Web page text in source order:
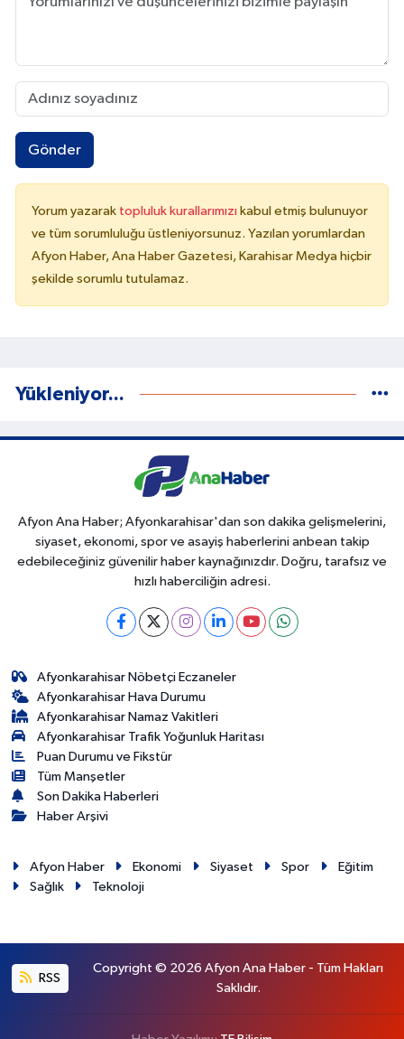
Gönder
Yorum yazarak topluluk kurallarımızı kabul etmiş bulunuyor
ve tüm sorumluluğu üstleniyorsunuz. Yazılan yorumlardan
Afyon Haber, Ana Haber Gazetesi, Karahisar Medya hiçbir
şekilde sorumlu tutulamaz.
Yükleniyor...
Afyon Ana Haber; Afyonkarahisar'dan son dakika gelişmelerini,
siyaset, ekonomi, spor ve asayiş haberlerini anbean takip
edebileceğiniz güvenilir haber kaynağınızdır. Doğru, tarafsız ve
hızlı haberciliğin adresi.
Afyonkarahisar Nöbetçi Eczaneler
Afyonkarahisar Hava Durumu
Afyonkarahisar Namaz Vakitleri
Afyonkarahisar Trafik Yoğunluk Haritası
Puan Durumu ve Fikstür
Tüm Manşetler
Son Dakika Haberleri
Haber Arşivi
Afyon Haber Ekonomi Siyaset Spor
Eğitim
Sağlık
Teknoloji
RSS
Copyright © 2026 Afyon Ana Haber - Tüm Hakları
Saklıdır.